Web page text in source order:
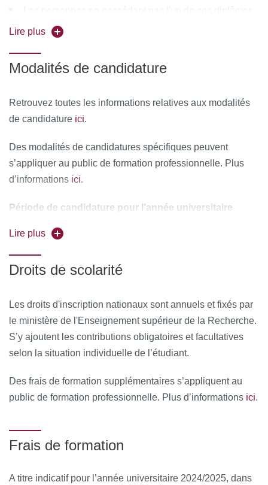
Les personnes ne possédant pas l'un de ces diplômes
mais pouvant faire état d'une expérience significative
dans le champs de l'éducation, la formation, le social
ou la santé peuvent également candidater en déposant
une demande de VAPP (validation des acquis
Lire plus
Modalités de candidature
Retrouvez toutes les informations relatives aux modalités
de candidature ici.
Des modalités de candidatures spécifiques peuvent
s’appliquer au public de formation professionnelle. Plus
d’informations ici.
Période de candidature pour l’année universitaire
ecandidat
Lire plus
Droits de scolarité
Les droits d'inscription nationaux sont annuels et fixés par
le ministère de l'Enseignement supérieur de la Recherche.
S’y ajoutent les contributions obligatoires et facultatives
selon la situation individuelle de l’étudiant.
Des frais de formation supplémentaires s’appliquent au
public de formation professionnelle. Plus d’informations ici.
Frais de formation
A titre indicatif pour l’année universitaire 2024/2025, dans